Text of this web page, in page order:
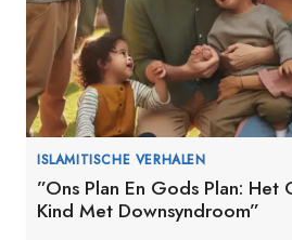
ISLAMITISCHE VERHALEN
”Ons Plan En Gods Plan: Het
Kind Met Downsyndroom”